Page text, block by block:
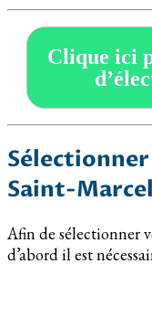
Clique ici
Saint-
Afin de sélectionner
d’abord il est